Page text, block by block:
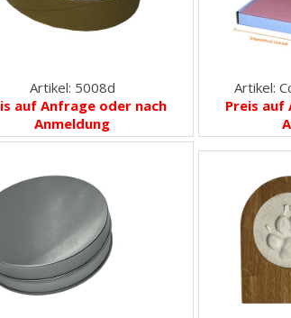
Artikel: 5008d
auf Anfrage oder nach
Anmeldung
Artikel:
Preis auf